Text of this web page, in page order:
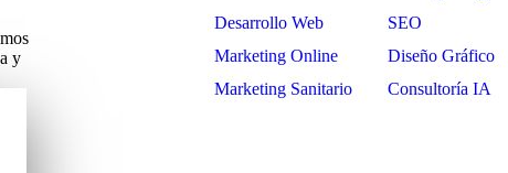
y
Desarrollo Web
SEO
Marketing Online
Diseño Gráfico
Marketing Sanitario
Consultoría IA